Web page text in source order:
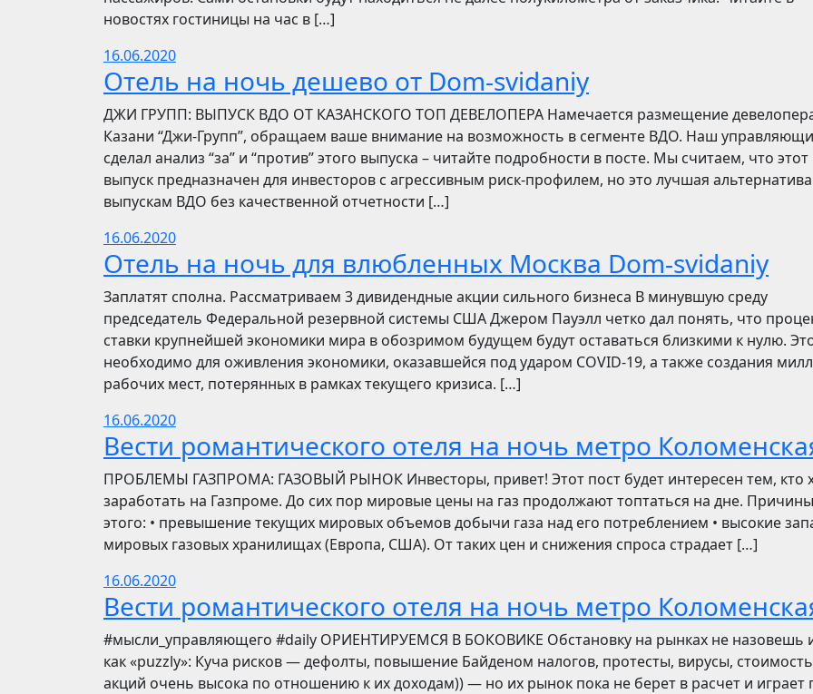
новостях гостиницы на час в […]
16.06.2020
Отель на ночь дешево от Dom-svidaniy
​​ДЖИ ГРУПП: ВЫПУСК ВДО ОТ КАЗАНСКОГО ТОП ДЕВЕЛОПЕРА Намечается размещение
Казани “Джи-Групп”, обращаем ваше внимание на возможность в сегменте ВДО. Наш
сделал анализ “за” и “против” этого выпуска – читайте подробности в посте. Мы считаем, что этот
выпуск предназначен для инвесторов с агрессивным риск-профилем, но это лучшая альтернатива
выпускам ВДО без качественной отчетности […]
16.06.2020
Отель на ночь для влюбленных Москва Dom-svidaniy
Заплатят сполна. Рассматриваем 3 дивидендные акции сильного бизнеса В минувшую среду
председатель Федеральной резервной системы США Джером Пауэлл четко дал понять, что
ставки крупнейшей экономики мира в обозримом будущем будут оставаться близкими к нулю.
необходимо для оживления экономики, оказавшейся под ударом COVID-19, а также создания
рабочих мест, потерянных в рамках текущего кризиса. […]
16.06.2020
Вести романтического отеля на ночь метро
ПРОБЛЕМЫ ГАЗПРОМА: ГАЗОВЫЙ РЫНОК Инвесторы, привет! Этот пост будет интересен тем, кто
заработать на Газпроме. До сих пор мировые цены на газ продолжают топтаться на дне. Причины
этого: • превышение текущих мировых объемов добычи газа над его потреблением • высокие
мировых газовых хранилищах (Европа, США). От таких цен и снижения спроса страдает […]
16.06.2020
Вести романтического отеля на ночь метро
​​#мысли_управляющего #daily ОРИЕНТИРУЕМСЯ В БОКОВИКЕ Обстановку на рынках не назовешь
как «puzzly»: Куча рисков — дефолты, повышение Байденом налогов, протесты, вирусы, стоимость
акций очень высока по отношению к их доходам)) — но их рынок пока не берет в расчет и играет